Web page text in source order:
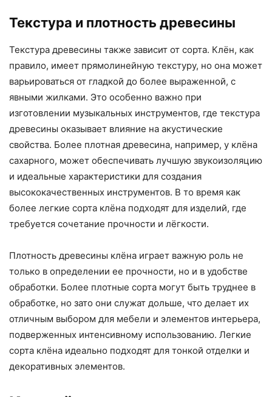
Текстура и плотность древесины
Текстура древесины также зависит от сорта. Клён, как
правило, имеет прямолинейную текстуру, но она может
варьироваться от гладкой до более выраженной, с
явными жилками. Это особенно важно при
изготовлении музыкальных инструментов, где текстура
древесины оказывает влияние на акустические
свойства. Более плотная древесина, например, у клёна
сахарного, может обеспечивать лучшую звукоизоляцию
и идеальные характеристики для создания
высококачественных инструментов. В то время как
более легкие сорта клёна подходят для изделий, где
требуется сочетание прочности и лёгкости.
Плотность древесины клёна играет важную роль не
только в определении ее прочности, но и в удобстве
обработки. Более плотные сорта могут быть труднее в
обработке, но зато они служат дольше, что делает их
отличным выбором для мебели и элементов интерьера,
подверженных интенсивному использованию. Легкие
сорта клёна идеально подходят для тонкой отделки и
декоративных элементов.